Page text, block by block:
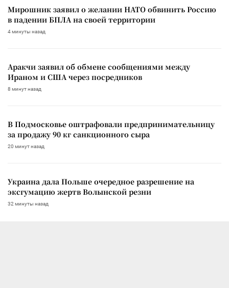
Мирошник заявил о желании НАТО обвинить Россию
в падении БПЛА на своей территории
4 минуты назад
Аракчи заявил об обмене сообщениями между
Ираном и США через посредников
8 минут назад
В Подмосковье оштрафовали предпринимательницу
за продажу 90 кг санкционного сыра
20 минут назад
Украина дала Польше очередное разрешение на
эксгумацию жертв Волынской резни
32 минуты назад